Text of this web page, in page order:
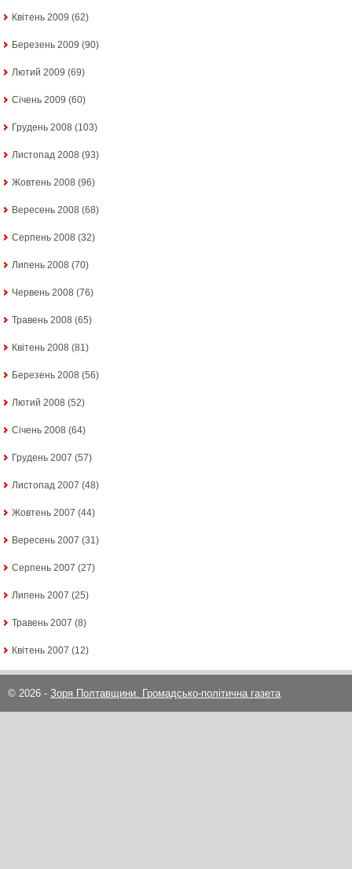
Квітень 2009 (62)
Березень 2009 (90)
Лютий 2009 (69)
Січень 2009 (60)
Грудень 2008 (103)
Листопад 2008 (93)
Жовтень 2008 (96)
Вересень 2008 (68)
Серпень 2008 (32)
Липень 2008 (70)
Червень 2008 (76)
Травень 2008 (65)
Квітень 2008 (81)
Березень 2008 (56)
Лютий 2008 (52)
Січень 2008 (64)
Грудень 2007 (57)
Листопад 2007 (48)
Жовтень 2007 (44)
Вересень 2007 (31)
Серпень 2007 (27)
Липень 2007 (25)
Травень 2007 (8)
Квітень 2007 (12)
© 2026 - Зоря Полтавщини. Громадсько-політична газета